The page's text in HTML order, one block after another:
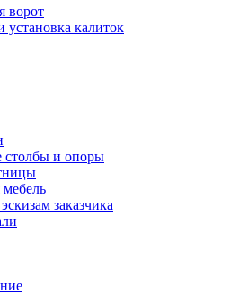
ворот
установка калиток
столбы и опоры
заказчика